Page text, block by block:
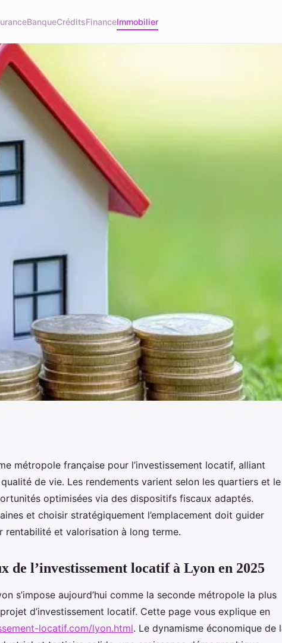
BanqueCréditsFinanceImmobilier
: votre
métropole française pour l’investissement locatif, alliant
de vie. Les rendements varient selon les quartiers et le
optimisées via des dispositifs fiscaux adaptés.
et choisir stratégiquement l’emplacement doit guider
rentabilité et valorisation à long terme.
de l’investissement locatif à Lyon en 2025
s’impose aujourd’hui comme la seconde métropole la plus
d’investissement locatif. Cette page vous explique en
locatif.com/lyon.html. Le dynamisme économique de